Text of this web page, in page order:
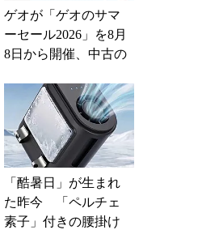
ゲオが「ゲオのサマ
ーセール2026」を8月
8日から開催、中古の
「酷暑日」が生まれ
た昨今 「ペルチェ
素子」付きの腰掛け